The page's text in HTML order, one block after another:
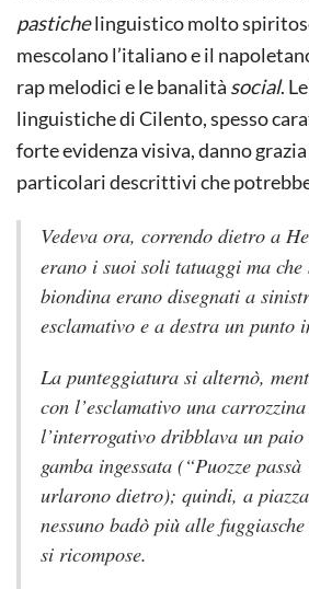
pastichelinguistico molto
mescolano l’italiano e il
rap melodici e le banalità social.
linguistiche di Cilento, spesso
forte evidenza visiva, danno
particolari descrittivi che
Vedeva ora, correndo dietro a
erano i suoi soli tatuaggi ma
biondina erano disegnati a
esclamativo e a destra un punto
La punteggiatura si alternò,
con l’esclamativo una
l’interrogativo dribblava un
gamba ingessata (“Puozze
urlarono dietro); quindi, a
nessuno badò più alle
si ricompose.